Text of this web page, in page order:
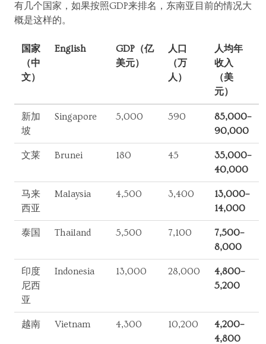
有几个国家，如果按照GDP来排名，东南亚目前的情况大
概是这样的。
国家
（中
文）
English
GDP（亿
美元）
人口
（万
人）
人均年
收入
（美
元）
新加
坡
Singapore 5,000 590
85,000–
90,000
文莱 Brunei 180 45
35,000–
40,000
马来
西亚
Malaysia 4,500 3,400
13,000–
14,000
泰国 Thailand 5,500 7,100
7,500–
8,000
印度
尼西
亚
Indonesia 13,000 28,000
4,800–
5,200
越南 Vietnam 4,300 10,200
4,200–
4,800